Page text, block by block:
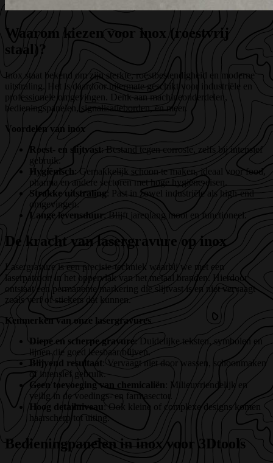
Waarom kiezen voor inox (roestvrij
staal)?
Inox staat bekend om zijn sterkte, roestbestendigheid en moderne
uitstraling. Het is daardoor uitermate geschikt voor industriële en
professionele omgevingen. Denk aan machineonderdelen,
bedieningspanelen, signalisatieborden, en meer.
Voordelen van inox
Roest- en slijtvast: Bestand tegen corrosie, zelfs bij intensief
gebruik.
Hygiënisch: Gemakkelijk schoon te maken, ideaal voor food,
pharma en andere sectoren met hoge hygiëne-eisen.
Strakke uitstraling: Past in zowel industriële als high-end
omgevingen.
Lange levensduur : Blijft jarenlang mooi en functioneel.
De kracht van lasergravure op inox
Lasergravure is een precisie-techniek waarbij we met een
laserpatroon in het oppervlak van het metaal branden. Hierdoor
ontstaat een permanente markering die slijtvast is en niet vervaagt
zoals verf of stickers dat kunnen.
Kenmerken van onze lasergravures
Diepe en scherpe gravure : Duidelijke teksten, symbolen en
lijnen die goed leesbaar blijven.
Blijvend resultaat : Vervaagt niet door wassen, schoonmaken
of intensief gebruik.
Geen toevoeging van chemicaliën : Milieuvriendelijk en
veilig in de voedings- en farmasector.
Hoog detailniveau : Ook kleine of complexe designs komen
haarscherp tot uiting.
Bedieningpanelen in inox voor 3Dtools